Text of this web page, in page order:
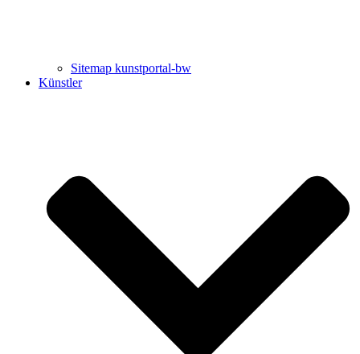
Buchbesprechungen von Harald Schwiers
Haralds Streifzüge
Hörtipps von Harald Schwiers
Kunstausflüge mit Sigrid Balke
Marc Peschke – Out of The Länd
Buchtipps von Uli Rothfuss
Sitemap kunstportal-bw
Künstler